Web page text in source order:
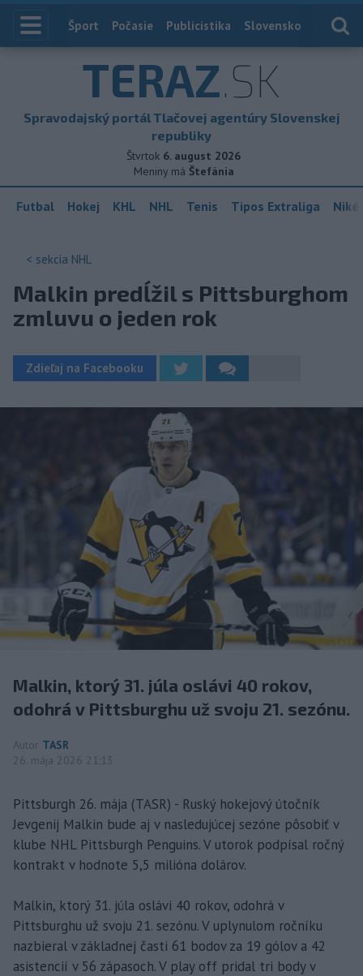
Index
Šport Počasie Publicistika Slovensko
TERAZ.SK
Spravodajský portál Tlačovej agentúry Slovenskej
republiky
Štvrtok 6. august 2026
Meniny má Štefánia
Futbal Hokej KHL NHL Tenis Tipos Extraliga
< sekcia NHL
Malkin predĺžil s Pittsburghom
zmluvu o jeden rok
Zdieľaj na Facebooku
Malkin, ktorý 31. júla oslávi 40 rokov,
odohrá v Pittsburghu už svoju 21. sezónu.
Autor TASR
26. mája 2026 21:13
Pittsburgh 26. mája (TASR) - Ruský hokejový útočník
Jevgenij Malkin bude aj v nasledujúcej sezóne pôsobiť v
klube NHL Pittsburgh Penguins. V utorok podpísal ročný
kontrakt v hodnote 5,5 milióna dolárov.
Malkin, ktorý 31. júla oslávi 40 rokov, odohrá v
Pittsburghu už svoju 21. sezónu. V uplynulom ročníku
nazbieral v základnej časti 61 bodov za 19 gólov a 42
asistencií v 56 zápasoch. V play off pridal tri body v